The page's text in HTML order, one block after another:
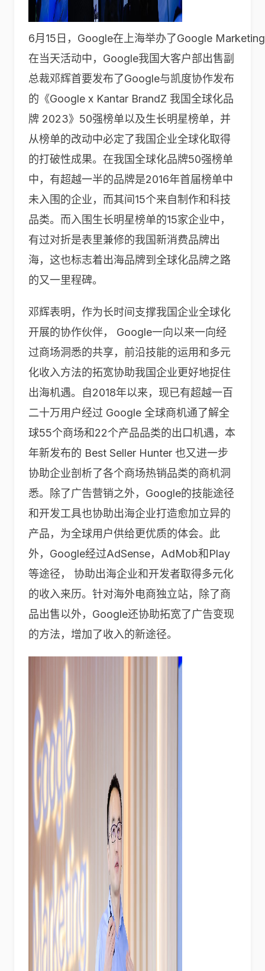
6月15日，Google在上海举办了Google
在当天活动中，Google我国大客户部出售副
总裁邓辉首要发布了Google与凯度协作发布
的《Google x Kantar BrandZ 我国全球化品
牌 2023》50强榜单以及生长明星榜单，并
从榜单的改动中必定了我国企业全球化取得
的打破性成果。在我国全球化品牌50强榜单
中，有超越一半的品牌是2016年首届榜单中
未入围的企业，而其间15个来自制作和科技
品类。而入围生长明星榜单的15家企业中，
有过对折是表里兼修的我国新消费品牌出
海，这也标志着出海品牌到全球化品牌之路
的又一里程碑。
邓辉表明，作为长时间支撑我国企业全球化
开展的协作伙伴， Google一向以来一向经
过商场洞悉的共享，前沿技能的运用和多元
化收入方法的拓宽协助我国企业更好地捉住
出海机遇。自2018年以来，现已有超越一百
二十万用户经过 Google 全球商机通了解全
球55个商场和22个产品品类的出口机遇，本
年新发布的 Best Seller Hunter 也又进一步
协助企业剖析了各个商场热销品类的商机洞
悉。除了广告营销之外，Google的技能途径
和开发工具也协助出海企业打造愈加立异的
产品，为全球用户供给更优质的体会。此
外，Google经过AdSense，AdMob和Play
等途径， 协助出海企业和开发者取得多元化
的收入来历。针对海外电商独立站，除了商
品出售以外，Google还协助拓宽了广告变现
的方法，增加了收入的新途径。